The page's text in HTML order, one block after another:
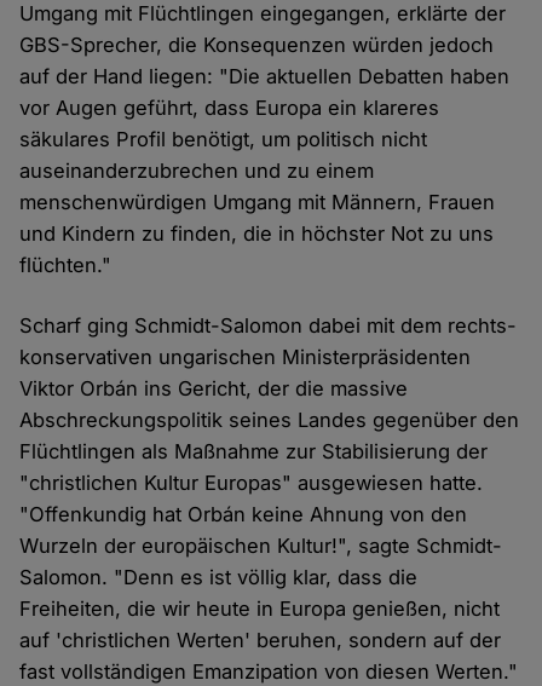
Umgang mit Flüchtlingen eingegangen, erklärte der
GBS-Sprecher, die Konsequenzen würden jedoch
auf der Hand liegen: "Die aktuellen Debatten haben
vor Augen geführt, dass Europa ein klareres
säkulares Profil benötigt, um politisch nicht
auseinanderzubrechen und zu einem
menschenwürdigen Umgang mit Männern, Frauen
und Kindern zu finden, die in höchster Not zu uns
flüchten."
Scharf ging Schmidt-Salomon dabei mit dem rechts-
konservativen ungarischen Ministerpräsidenten
Viktor Orbán ins Gericht, der die massive
Abschreckungspolitik seines Landes gegenüber den
Flüchtlingen als Maßnahme zur Stabilisierung der
"christlichen Kultur Europas" ausgewiesen hatte.
"Offenkundig hat Orbán keine Ahnung von den
Wurzeln der europäischen Kultur!", sagte Schmidt-
Salomon. "Denn es ist völlig klar, dass die
Freiheiten, die wir heute in Europa genießen, nicht
auf 'christlichen Werten' beruhen, sondern auf der
fast vollständigen Emanzipation von diesen Werten."